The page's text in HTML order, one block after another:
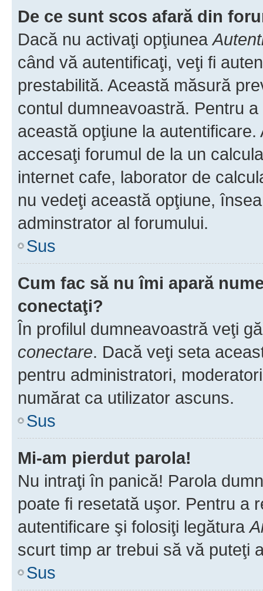
De ce sunt scos afară din
Dacă nu activaţi opţiunea
când vă autentificaţi, veţi fi
prestabilită. Această măsură
contul dumneavoastră. Pentru
această opţiune la
accesaţi forumul de la un
internet cafe, laborator de
nu vedeţi această opţiune,
adminstrator al forumului.
Sus
Cum fac să nu îmi apară
conectaţi?
În profilul dumneavoastră veţi
conectare. Dacă veţi seta
pentru administratori,
numărat ca utilizator ascuns.
Sus
Mi-am pierdut parola!
Nu intraţi în panică! Parola
poate fi resetată uşor. Pentru a
autentificare şi folosiţi legătura
scurt timp ar trebui să vă puteţi
Sus